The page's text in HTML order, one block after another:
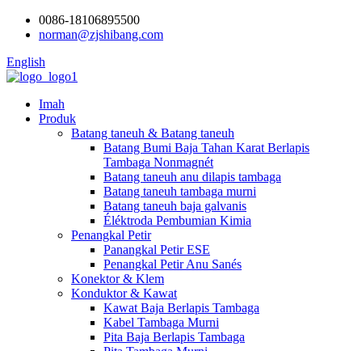
0086-18106895500
norman@zjshibang.com
English
Imah
Produk
Batang taneuh & Batang taneuh
Batang Bumi Baja Tahan Karat Berlapis
Tambaga Nonmagnét
Batang taneuh anu dilapis tambaga
Batang taneuh tambaga murni
Batang taneuh baja galvanis
Éléktroda Pembumian Kimia
Penangkal Petir
Panangkal Petir ESE
Penangkal Petir Anu Sanés
Konektor & Klem
Konduktor & Kawat
Kawat Baja Berlapis Tambaga
Kabel Tambaga Murni
Pita Baja Berlapis Tambaga